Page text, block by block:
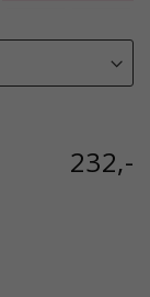
232,-